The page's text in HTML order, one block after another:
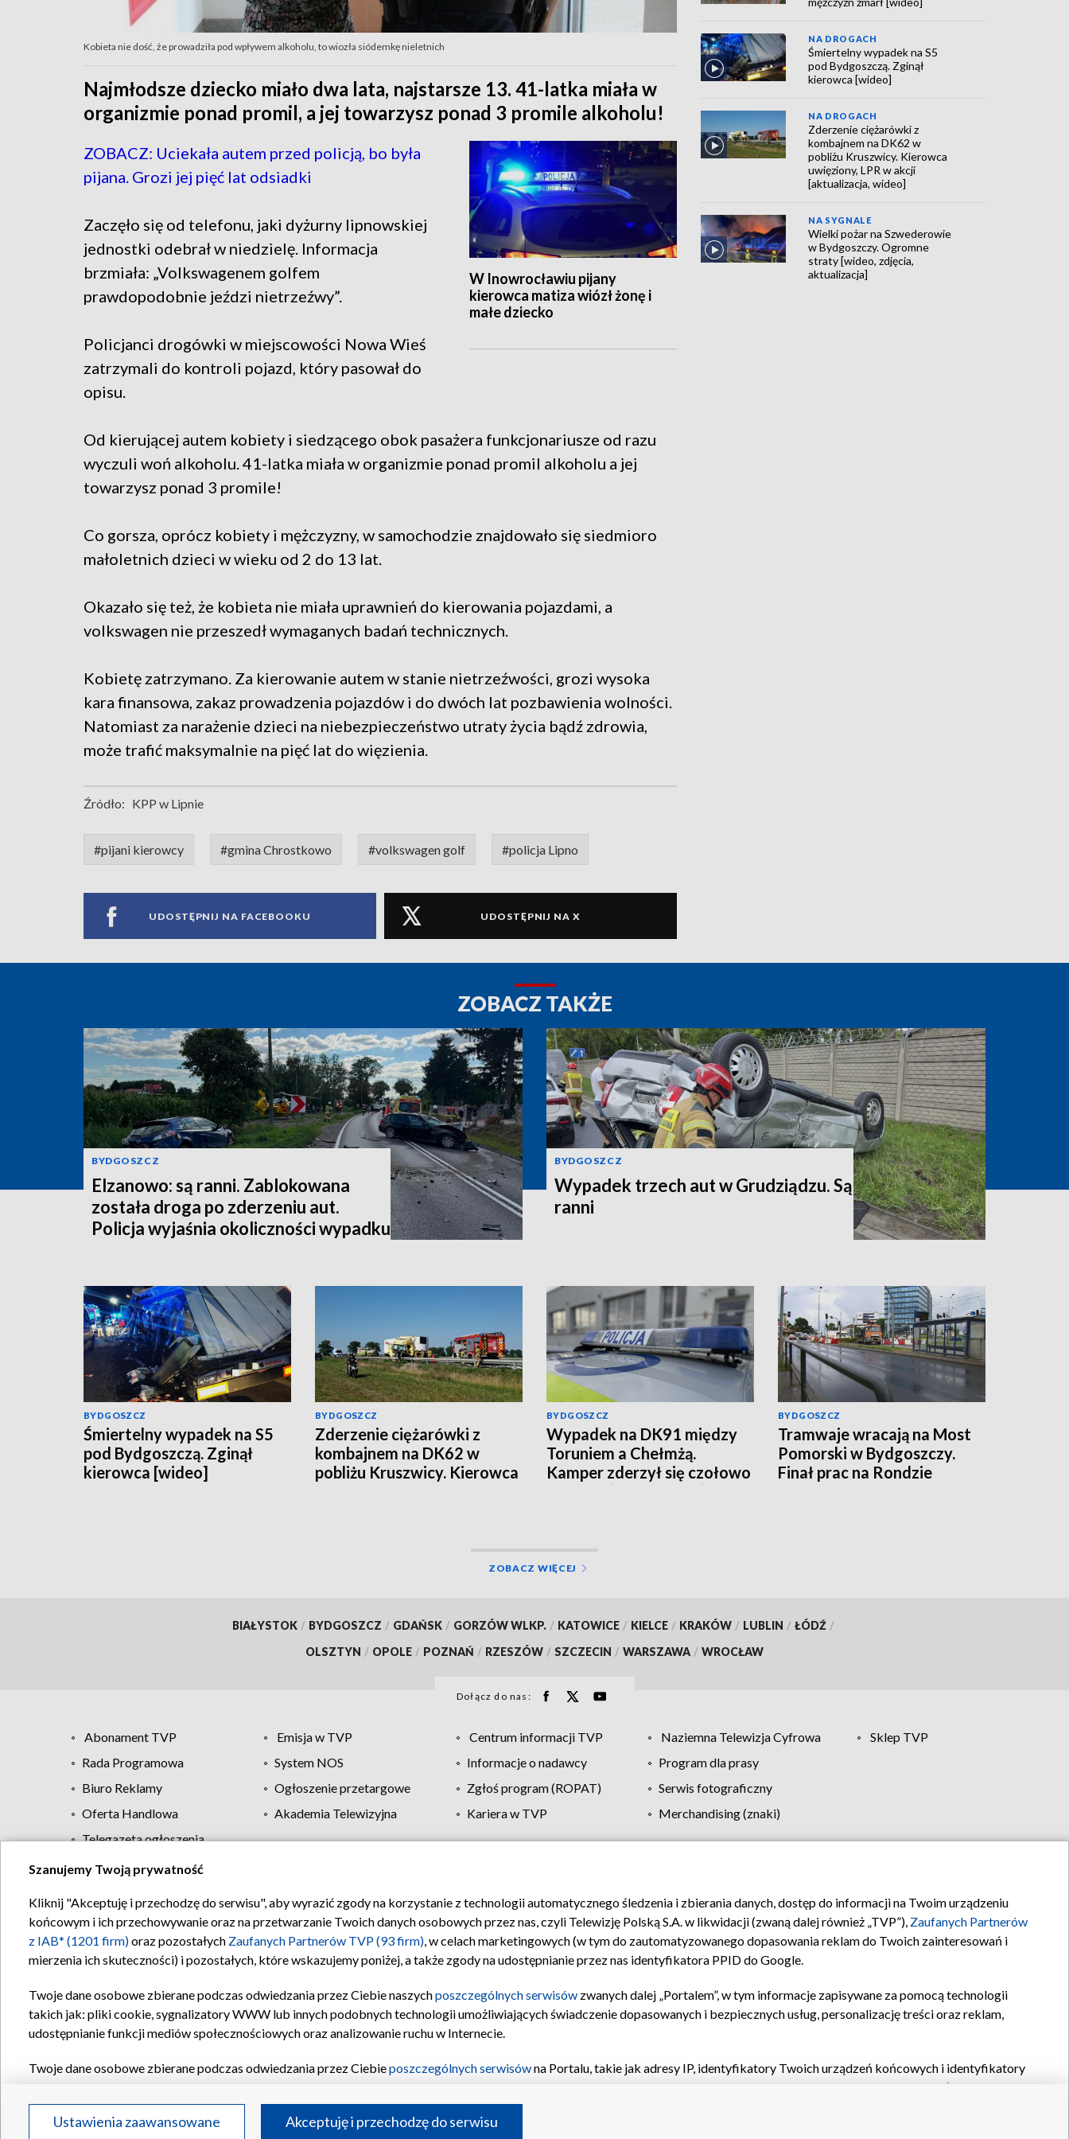
Kobieta nie dość, że prowadziła pod wpływem alkoholu, to wiozła siódemkę nieletnich
Najmłodsze dziecko miało dwa lata, najstarsze 13. 41-latka miała w
organizmie ponad promil, a jej towarzysz ponad 3 promile alkoholu!
W Inowrocławiu pijany
kierowca matiza wiózł żonę i
małe dziecko
ZOBACZ: Uciekała autem przed policją, bo była
pijana. Grozi jej pięć lat odsiadki
Zaczęło się od telefonu, jaki dyżurny lipnowskiej
jednostki odebrał w niedzielę. Informacja
brzmiała: „Volkswagenem golfem
prawdopodobnie jeździ nietrzeźwy”.
Policjanci drogówki w miejscowości Nowa Wieś
zatrzymali do kontroli pojazd, który pasował do
opisu.
Od kierującej autem kobiety i siedzącego obok pasażera funkcjonariusze od razu
wyczuli woń alkoholu. 41-latka miała w organizmie ponad promil alkoholu a jej
towarzysz ponad 3 promile!
Co gorsza, oprócz kobiety i mężczyzny, w samochodzie znajdowało się siedmioro
małoletnich dzieci w wieku od 2 do 13 lat.
Okazało się też, że kobieta nie miała uprawnień do kierowania pojazdami, a
volkswagen nie przeszedł wymaganych badań technicznych.
Kobietę zatrzymano. Za kierowanie autem w stanie nietrzeźwości, grozi wysoka
kara finansowa, zakaz prowadzenia pojazdów i do dwóch lat pozbawienia wolności.
Natomiast za narażenie dzieci na niebezpieczeństwo utraty życia bądź zdrowia,
może trafić maksymalnie na pięć lat do więzienia.
Źródło: KPP w Lipnie
#pijani kierowcy #gmina Chrostkowo #volkswagen golf #policja Lipno
UDOSTĘPNIJ NA FACEBOOKU UDOSTĘPNIJ NA X
NA DROGACH
Śmiertelny wypadek na S5
pod Bydgoszczą. Zginął
kierowca [wideo]
NA DROGACH
Zderzenie ciężarówki z
kombajnem na DK62 w
pobliżu Kruszwicy. Kierowca
uwięziony, LPR w akcji
[aktualizacja, wideo]
NA SYGNALE
Wielki pożar na Szwederowie
w Bydgoszczy. Ogromne
straty [wideo, zdjęcia,
aktualizacja]
ZOBACZ TAKŻE
BYDGOSZCZ
Elzanowo: są ranni. Zablokowana
została droga po zderzeniu aut.
Policja wyjaśnia okoliczności wypadku
BYDGOSZCZ
Wypadek trzech aut w Grudziądzu. Są
ranni
BYDGOSZCZ
Śmiertelny wypadek na S5
pod Bydgoszczą. Zginął
kierowca [wideo]
BYDGOSZCZ
Zderzenie ciężarówki z
kombajnem na DK62 w
pobliżu Kruszwicy. Kierowca
BYDGOSZCZ
Wypadek na DK91 między
Toruniem a Chełmżą.
Kamper zderzył się czołowo
BYDGOSZCZ
Tramwaje wracają na Most
Pomorski w Bydgoszczy.
Finał prac na Rondzie
ZOBACZ WIĘCEJ
BIAŁYSTOK / BYDGOSZCZ / GDAŃSK / GORZÓW WLKP. / KATOWICE / KIELCE / KRAKÓW / LUBLIN / ŁÓDŹ /
OLSZTYN / OPOLE / POZNAŃ / RZESZÓW / SZCZECIN / WARSZAWA / WROCŁAW
Dołącz do nas:
Abonament TVP Emisja w TVP Centrum informacji TVP Naziemna Telewizja Cyfrowa
Sklep TVP
Rada Programowa
System NOS Informacje o nadawcy
Program dla prasy
Biuro Reklamy
Ogłoszenie przetargowe Zgłoś program (ROPAT)
Serwis fotograficzny
Oferta Handlowa
Akademia Telewizyjna Kariera w TVP
Merchandising (znaki)
Telegazeta ogłoszenia
Regulamin TVP Polityka prywatności Moje zgody Pomoc Biuro reklamy Kontakt
Szanujemy Twoją prywatność
Kliknij "Akceptuję i przechodzę do serwisu", aby wyrazić zgody na korzystanie z technologii automatycznego śledzenia i zbierania danych, dostęp do informacji na Twoim urządzeniu
końcowym i ich przechowywanie oraz na przetwarzanie Twoich danych osobowych przez nas, czyli Telewizję Polską S.A. w likwidacji (zwaną dalej również „TVP”), Zaufanych Partnerów
z IAB* (1201 firm)oraz pozostałych Zaufanych Partnerów TVP (93 firm), w celach marketingowych (w tym do zautomatyzowanego dopasowania reklam do Twoich zainteresowań i
mierzenia ich skuteczności) i pozostałych, które wskazujemy poniżej, a także zgody na udostępnianie przez nas identyfikatora PPID do Google.
Twoje dane osobowe zbierane podczas odwiedzania przez Ciebie naszychposzczególnych serwisów zwanych dalej „Portalem”, w tym informacje zapisywane za pomocą technologii
takich jak: pliki cookie, sygnalizatory WWW lub innych podobnych technologii umożliwiających świadczenie dopasowanych i bezpiecznych usług, personalizację treści oraz reklam,
udostępnianie funkcji mediów społecznościowych oraz analizowanie ruchu w Internecie.
Twoje dane osobowe zbierane podczas odwiedzania przez Ciebieposzczególnych serwisówna Portalu, takie jak adresy IP, identyfikatory Twoich urządzeń końcowych i identyfikatory
oraz pozostałych
Partnerów TVPdla realizacji następujących celów i funkcji: przechowywania informacji na urządzeniu lub dostęp do nich, wyboru podstawowych reklam, wyboru spersonalizowanych
reklam, tworzenia profilu spersonalizowanych reklam, tworzenia profilu spersonalizowanych treści, wyboru spersonalizowanych treści, pomiaru wydajności reklam, pomiaru wydajności
Ustawienia zaawansowane Akceptuję i przechodzę do serwisu